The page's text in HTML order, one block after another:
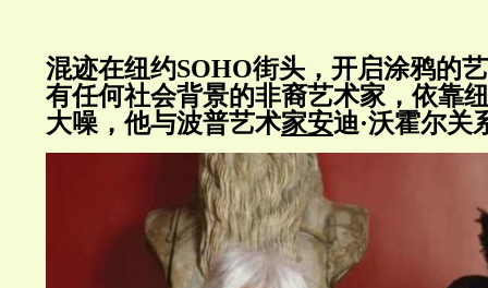
混迹在纽约SOHO街头，开启涂鸦的
有任何社会背景的非裔艺术家，依靠
大噪，他与波普艺术家安迪·沃霍尔关